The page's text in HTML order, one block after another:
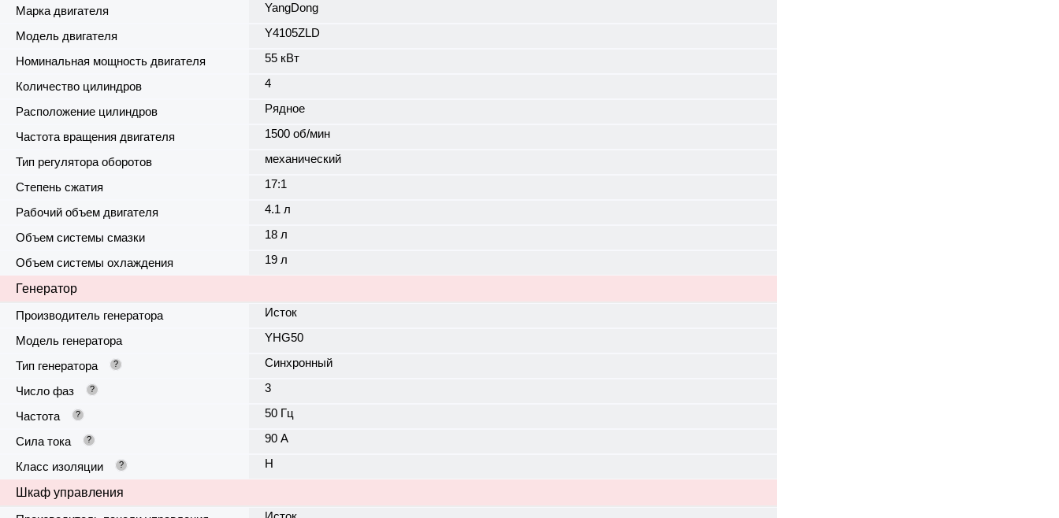
Марка двигателя
YangDong
Модель двигателя Y4105ZLD
Номинальная мощность двигателя 55 кВт
Количество цилиндров 4
Расположение цилиндров Рядное
Частота вращения двигателя 1500 об/мин
Тип регулятора оборотов механический
Степень сжатия 17:1
Рабочий объем двигателя 4.1 л
Объем системы смазки 18 л
Объем системы охлаждения 19 л
Генератор
Производитель генератора
Исток
Модель генератора YHG50
Тип генератора ? Синхронный
Число фаз ? 3
Частота ? 50 Гц
Сила тока ? 90 А
Класс изоляции ? H
Шкаф управления